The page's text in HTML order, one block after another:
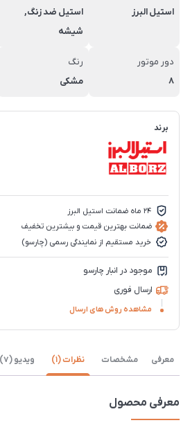
استیل البرز
استیل ضد زنگ,
شیشه
دور موتور
8
رنگ
مشکی
برند
24 ماه ضمانت استیل البرز
ضمانت بهترین قیمت و بیشترین تخفیف
خرید مستقیم از نمایندگی رسمی (چارسو)
موجود در انبار چارسو
ارسال فوری
مشاهده روش های ارسال
معرفی مشخصات نظرات (1) ویدیو (7)
معرفی محصول